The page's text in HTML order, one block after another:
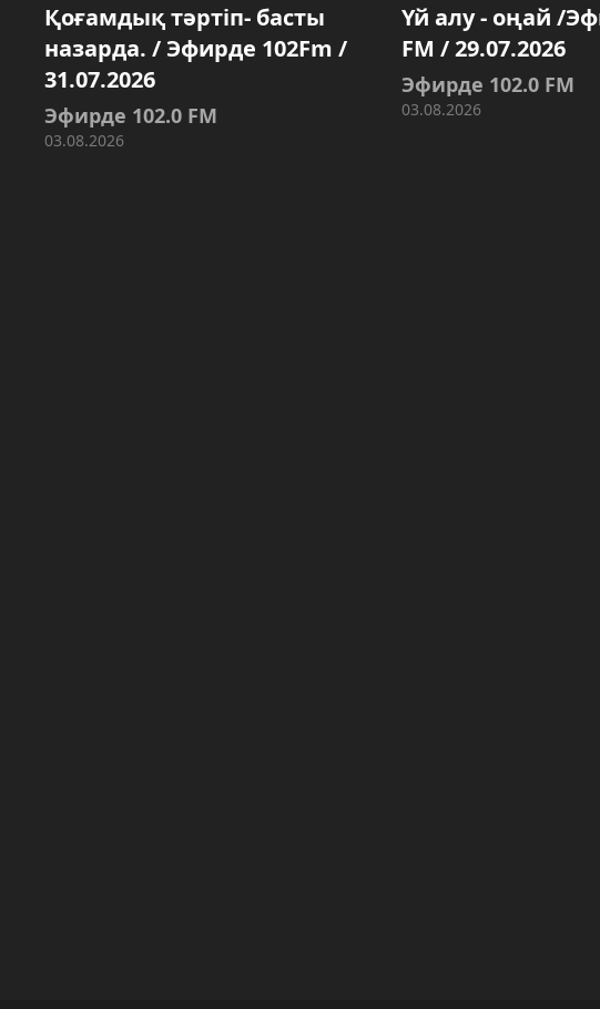
Қоғамдық тәртіп- басты
назарда. / Эфирде 102Fm /
31.07.2026
Эфирде 102.0 FM
03.08.2026
Үй алу - оңай /
FM / 29.07.2026
Эфирде 102.0 FM
03.08.2026